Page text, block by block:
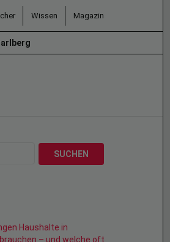
Wissen Magazin
SUCHEN
Haushalte in
– und welche oft